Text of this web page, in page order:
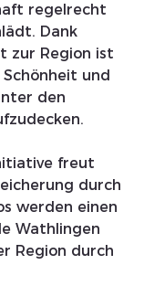
regelrecht
Dank
zur Region ist
und
den
freut
durch
werden einen
Wathlingen
Region durch